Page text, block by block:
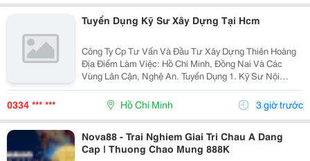
Tuyển Dụng Kỹ Sư Xây Dựng Tại Hcm
Công Ty Cp Tư Vấn Và Đầu Tư Xây Dựng Thiên Hoàng
Địa Điểm Làm Việc: Hồ Chí Minh, Đồng Nai Và Các
Vùng Lân Cận, Nghệ An. Tuyển Dụng 1. Kỹ Sư Nội
Nghiệp Công Trình Giao Thông, Cầu Đường : 06 2. Kỹ
Sư Hiện Trường Công Trình Giao Thông, Cầu...
0334 *** *** Hồ Chí Minh 3 giờ trước
Nova88 - Trai Nghiem Giai Tri Chau A Dang
Cap | Thuong Chao Mung 888K